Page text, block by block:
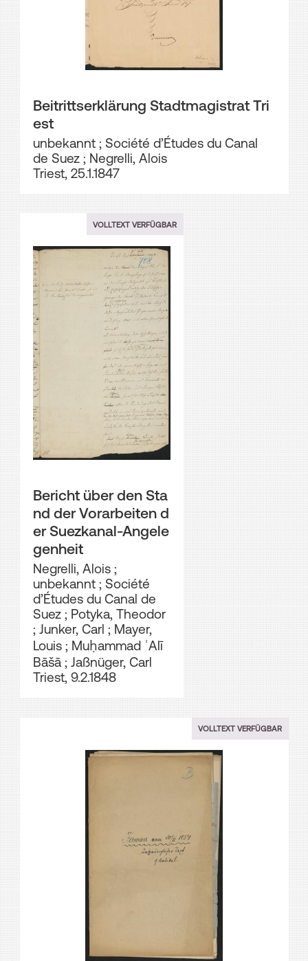
Beitrittserklärung Stadtmagistrat Tri
est
unbekannt; Société d’Études du Canal
de Suez; Negrelli, Alois
Triest, 25.1.1847
VOLLTEXT VERFÜGBAR
Bericht über den Sta
nd der Vorarbeiten d
er Suezkanal-Angele
genheit
Negrelli, Alois;
unbekannt; Société
d’Études du Canal de
Suez; Potyka, Theodor
; Junker, Carl ; Mayer,
Louis; Muḥammad ʿAlī
Bāšā; Jaßnüger, Carl
Triest, 9.2.1848
VOLLTEXT VERFÜGBAR